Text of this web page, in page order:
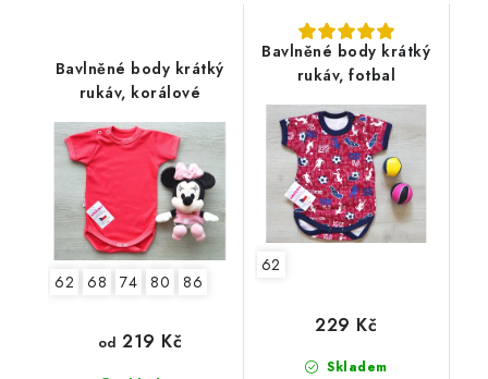
Bavlněné body krátký
rukáv, korálové
62 68 74 80 86
od 219 Kč
Bavlněné body krátký
rukáv, fotbal
62
Skladem
229 Kč